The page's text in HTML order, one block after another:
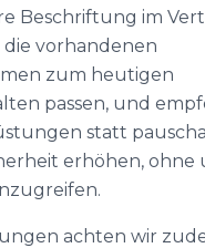
Beschriftung im
vorhandenen
zum heutigen
passen, und
statt
erhöhen, ohne
achten wir